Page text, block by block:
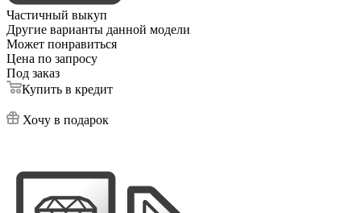
Частичный выкуп
Другие варианты данной модели
Может понравиться
Цена по запросу
Под заказ
Купить в кредит
Хочу в подарок